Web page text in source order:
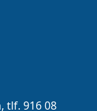
tlf. 916 08